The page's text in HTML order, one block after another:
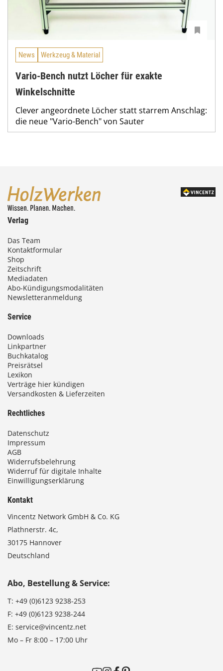
News Werkzeug & Material
Vario-Bench nutzt Löcher für exakte
Winkelschnitte
Clever angeordnete Löcher statt starrem Anschlag:
die neue "Vario-Bench" von Sauter
Verlag
Das Team
Kontaktformular
Shop
Zeitschrift
Mediadaten
Abo-Kündigungsmodalitäten
Newsletteranmeldung
Service
Downloads
Linkpartner
Buchkatalog
Preisrätsel
Lexikon
Verträge hier kündigen
Versandkosten & Lieferzeiten
Rechtliches
Datenschutz
Impressum
AGB
Widerrufsbelehrung
Widerruf für digitale Inhalte
Einwilligungserklärung
Kontakt
Vincentz Network GmbH & Co. KG
Plathnerstr. 4c,
30175 Hannover
Deutschland
Abo, Bestellung & Service:
T: +49 (0)6123 9238-253
F: +49 (0)6123 9238-244
E: service@vincentz.net
Mo – Fr 8:00 – 17:00 Uhr